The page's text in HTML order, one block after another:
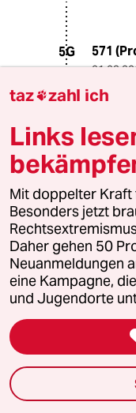
5G 571
@Arne
20
Quelle:
https://
Smile
T
Sie
sie
kenne
taz zahl ich
Links
Mit doppelter Kraft
Besonders jetzt
Daher gehen 50
Neuanmeldungen
eine Kampagne,
und Jugendorte